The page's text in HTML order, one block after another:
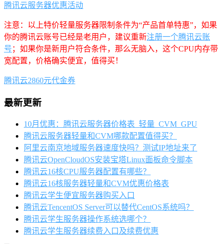
腾讯云服务器优惠活动
注意：以上特价轻量服务器限制条件为“产品首单特惠”，如果
你的腾讯云账号已经是老用户，建议重新注册一个腾讯云账
号 ；如果你是新用户符合条件，那么无脑入，这个CPU内存带
宽配置，价格确实便宜，值得买！
腾讯云2860元代金券
最新更新
10月优惠：腾讯云服务器价格表_轻量_CVM_GPU
腾讯云服务器轻量和CVM哪款配置值得买？
阿里云南京地域服务器速度快吗？测试IP地址来了
腾讯云OpenCloudOS安装宝塔Linux面板命令脚本
腾讯云16核CPU服务器配置有哪些？
腾讯云16核服务器轻量和CVM优惠价格表
腾讯云学生便宜服务器购买入口
腾讯云TencentOS Server可以替代CentOS系统吗？
腾讯云学生服务器操作系统选哪个？
腾讯云学生服务器续费入口及续费优惠